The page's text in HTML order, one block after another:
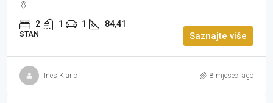
2 1 1 84,41
STAN Saznajte više
Ines Klaric 8 mjeseci ago